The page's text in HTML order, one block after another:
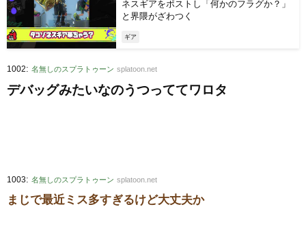
ネスギアをポストし「何かのフラグか？」
と界隈がざわつく
ギア
1002: 名無しのスプラトゥーン splatoon.net
デバッグみたいなのうつっててワロタ
1003: 名無しのスプラトゥーン splatoon.net
まじで最近ミス多すぎるけど大丈夫か